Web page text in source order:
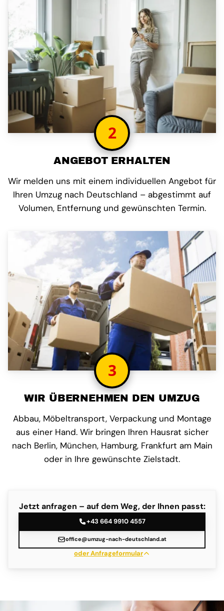
2
ANGEBOT ERHALTEN
Wir melden uns mit einem individuellen Angebot für
Ihren Umzug nach Deutschland – abgestimmt auf
Volumen, Entfernung und gewünschten Termin.
3
WIR ÜBERNEHMEN DEN UMZUG
Abbau, Möbeltransport, Verpackung und Montage
aus einer Hand. Wir bringen Ihren Hausrat sicher
nach Berlin, München, Hamburg, Frankfurt am Main
oder in Ihre gewünschte Zielstadt.
Jetzt anfragen – auf dem Weg, der Ihnen passt:
+43 664 9910 4557
office@umzug-nach-deutschland.at
oder Anfrageformular